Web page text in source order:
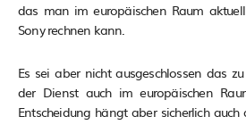
das man im europäischen Raum
Sony rechnen kann.
Es sei aber nicht ausgeschlossen das
der Dienst auch im europäischen
Entscheidung hängt aber sicherlich